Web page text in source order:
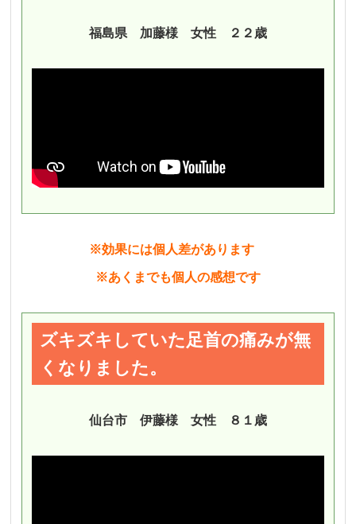
福島県 加藤様 女性 ２２歳
※効果には個人差があります
※あくまでも個人の感想です
ズキズキしていた足首の痛みが無
くなりました。
仙台市 伊藤様 女性 ８１歳